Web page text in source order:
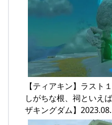
【ティアキン】ラスト
しがちな根、祠といえ
ザキングダム】